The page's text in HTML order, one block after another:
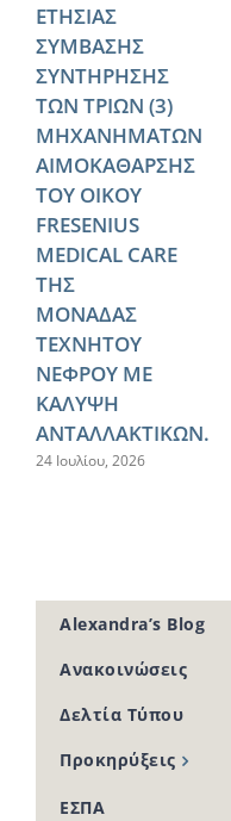
ΕΤΗΣΙΑΣ
ΣΥΜΒΑΣΗΣ
ΣΥΝΤΗΡΗΣΗΣ
ΤΩΝ ΤΡΙΩΝ (3)
ΜΗΧΑΝΗΜΑΤΩΝ
ΑΙΜΟΚΑΘΑΡΣΗΣ
ΤΟΥ ΟΙΚΟΥ
FRESENIUS
MEDICAL CARE
ΤΗΣ
ΜΟΝΑΔΑΣ
ΤΕΧΝΗΤΟΥ
ΝΕΦΡΟΥ ΜΕ
ΚΑΛΥΨΗ
ΑΝΤΑΛΛΑΚΤΙΚΩΝ.
24 Ιουλίου, 2026
Alexandra’s Blog
Ανακοινώσεις
Δελτία Τύπου
Προκηρύξεις
ΕΣΠΑ